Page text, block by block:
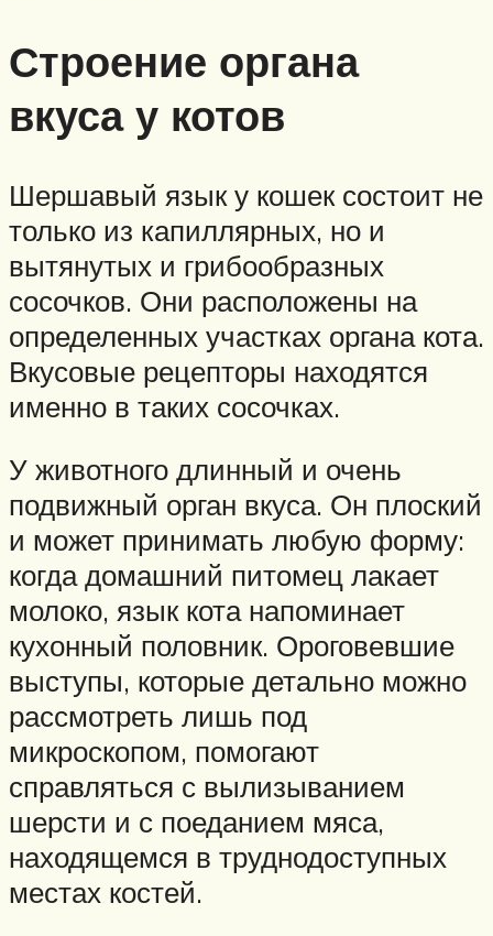
Строение органа
вкуса у котов
Шершавый язык у кошек состоит не
только из капиллярных, но и
вытянутых и грибообразных
сосочков. Они расположены на
определенных участках органа кота.
Вкусовые рецепторы находятся
именно в таких сосочках.
У животного длинный и очень
подвижный орган вкуса. Он плоский
и может принимать любую форму:
когда домашний питомец лакает
молоко, язык кота напоминает
кухонный половник. Ороговевшие
выступы, которые детально можно
рассмотреть лишь под
микроскопом, помогают
справляться с вылизыванием
шерсти и с поеданием мяса,
находящемся в труднодоступных
местах костей.